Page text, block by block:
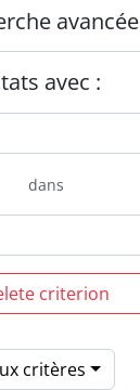
avancée
avec :
dans
criterion
critères